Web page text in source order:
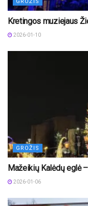
Kretingos muziejaus
2026-01-10
GROŽIS
Mažeikių Kalėdų eglė
2026-01-06